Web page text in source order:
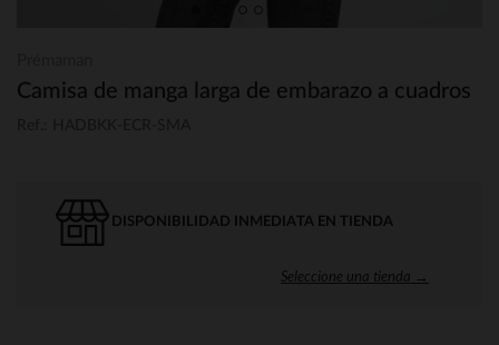
Camisa de manga larga de embarazo a cuadros
DISPONIBILIDAD INMEDIATA EN TIENDA
Seleccione una tienda →